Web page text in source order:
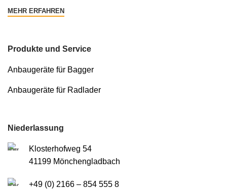
MEHR ERFAHREN
Produkte und Service
Anbaugeräte für Bagger
Anbaugeräte für Radlader
Niederlassung
Klosterhofweg 54
41199 Mönchengladbach
+49 (0) 2166 – 854 555 8